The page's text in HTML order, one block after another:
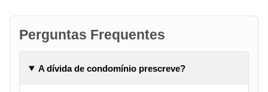
Perguntas Frequentes
A dívida de condomínio prescreve?